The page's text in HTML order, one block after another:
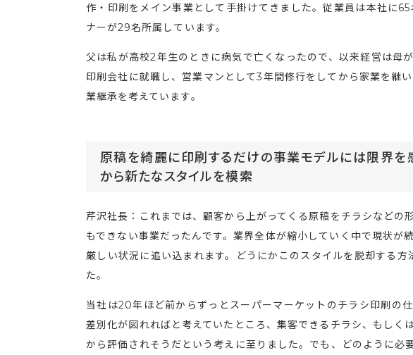
作・印刷をメイン事業として手掛けてきました。従業員は本社に
ナーが29名所属しています。
父は私が高校2年生のときに病気で亡くなったので、以来経営は母
印刷会社に就職し、営業マンとして3年間修行をしてから家業を継
業継承を考えています。
原稿を綺麗に印刷するだけの事業モデルには限界を
から新たなスタイルを模索
芹沢社長：これまでは、顧客から上がってくる原稿をチラシなどの
もできない事業だったんです。業界全体が縮小していく中で現状が
厳しい状況に追い込まれます。どうにかこのスタイルを脱却する
た。
当社は20年ほど前からずっとスーパーマーケットのチラシ印刷の
差別化が図れればと考えていたところ、集客できるチラシ、もしく
から評価されそうだという考えに至りました。でも、どのように必